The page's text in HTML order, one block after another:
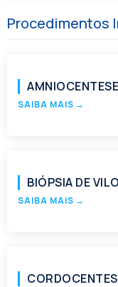
Procedimentos
AMNIOCENTESE
SAIBA MAIS →
BIÓPSIA DE
SAIBA MAIS →